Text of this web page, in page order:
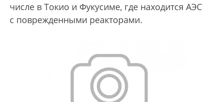
числе в Токио и Фукусиме, где находится АЭС
с поврежденными реакторами.